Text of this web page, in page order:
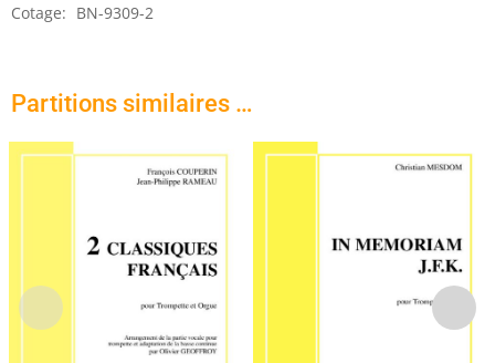
Cotage: BN-9309-2
Partitions similaires …